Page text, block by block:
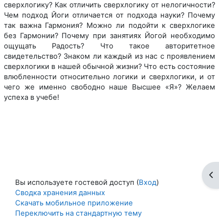
сверхлогику? Как отличить сверхлогику от нелогичности?
Чем подход Йоги отличается от подхода науки? Почему
так важна Гармония? Можно ли подойти к сверхлогике
без Гармонии? Почему при занятиях Йогой необходимо
ощущать Радость? Что такое авторитетное
свидетельство? Знаком ли каждый из нас с проявлением
сверхлогики в нашей обычной жизни? Что есть состояние
влюбленности относительно логики и сверхлогики, и от
чего же именно свободно наше Высшее «Я»? Желаем
успеха в учебе!
Вы используете гостевой доступ (Вход)
Сводка хранения данных
Скачать мобильное приложение
Переключить на стандартную тему